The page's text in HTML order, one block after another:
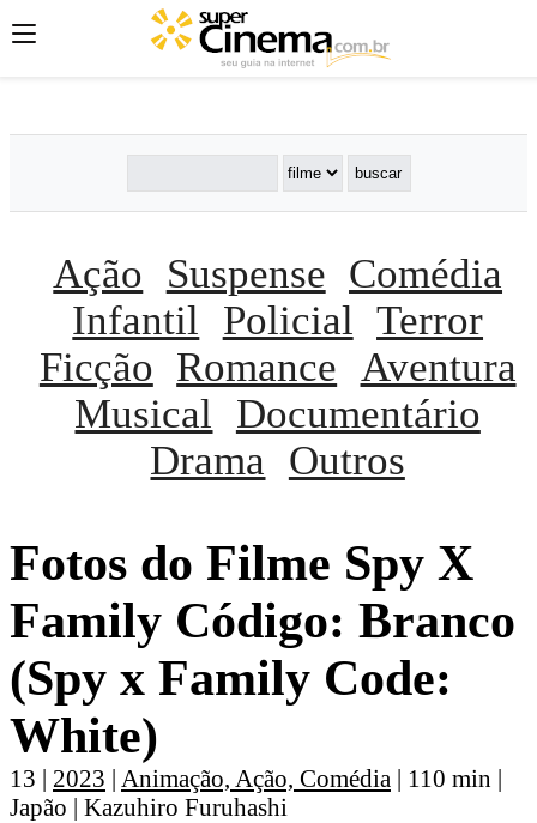
';';
Ação Suspense Comédia
Infantil
Policial Terror
Ficção Romance Aventura
Musical
Documentário
Drama
Outros
Fotos do Filme Spy X
Family Código: Branco
(Spy x Family Code:
White)
13 | 2023 | Animação, Ação, Comédia | 110 min |
Japão | Kazuhiro Furuhashi